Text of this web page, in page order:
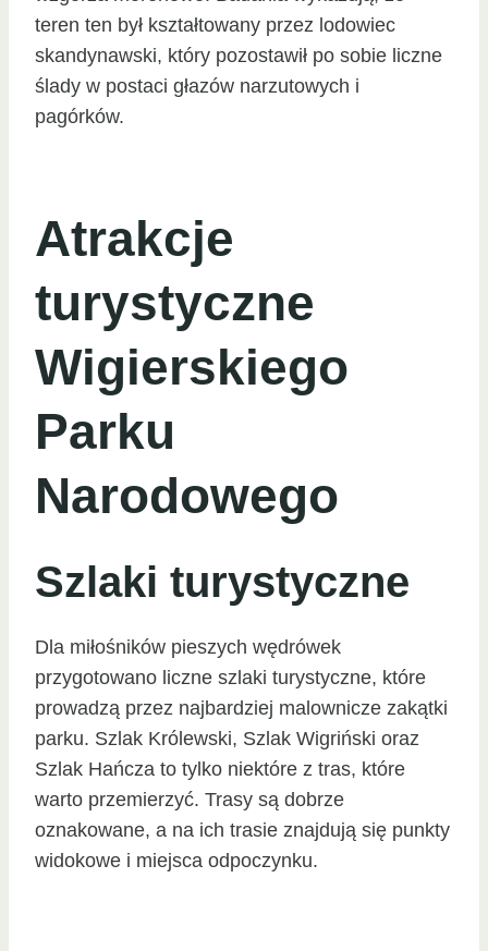
teren ten był kształtowany przez lodowiec
skandynawski, który pozostawił po sobie liczne
ślady w postaci głazów narzutowych i
pagórków.
Atrakcje
turystyczne
Wigierskiego
Parku
Narodowego
Szlaki turystyczne
Dla miłośników pieszych wędrówek
przygotowano liczne szlaki turystyczne, które
prowadzą przez najbardziej malownicze zakątki
parku. Szlak Królewski, Szlak Wigriński oraz
Szlak Hańcza to tylko niektóre z tras, które
warto przemierzyć. Trasy są dobrze
oznakowane, a na ich trasie znajdują się punkty
widokowe i miejsca odpoczynku.